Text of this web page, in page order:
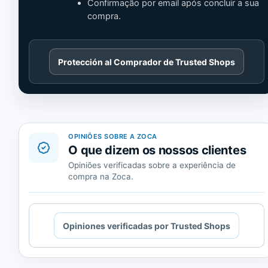
Confirmação por email após concluir a sua
compra.
Cargando
contenido
de
Trusted
Protección al Comprador de Trusted Shops
OPINIÕES SOBRE A ZOCA
O que dizem os nossos clientes
Opiniões verificadas sobre a experiência de
compra na Zoca.
Cargando
contenido
de
Trusted
Opiniones verificadas por Trusted Shops